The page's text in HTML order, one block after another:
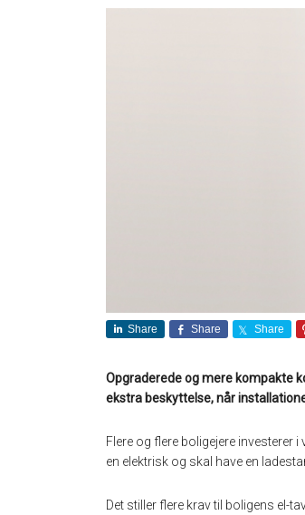
Share Share Share
Opgraderede og mere kompakte
ekstra beskyttelse, når
Flere og flere boligejere investerer
en elektrisk og skal have en
Det stiller flere krav til boligens el-